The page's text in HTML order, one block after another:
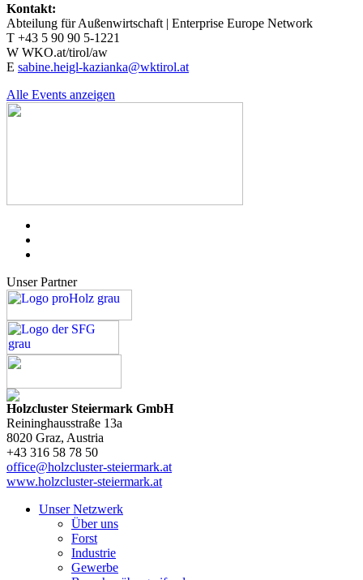
Kontakt:
Abteilung für Außenwirtschaft | Enterprise Europe Network
T +43 5 90 90 5-1221
W WKO.at/tirol/aw
E sabine.heigl-kazianka@wktirol.at
Alle Events anzeigen
Unser Partner
Holzcluster Steiermark GmbH
Reininghausstraße 13a
8020 Graz, Austria
+43 316 58 78 50
office@holzcluster-steiermark.at
www.holzcluster-steiermark.at
Unser Netzwerk
Über uns
Forst
Industrie
Gewerbe